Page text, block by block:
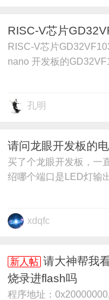
RISC-V芯片
RISC-V芯片
nano 开发板的
孔明
请问龙眼开发板的
买了个龙眼开发板，一
绍哪个端口是LED灯输
xdqfc
新人帖 请大神帮我
烧录进flash吗
程序地址：